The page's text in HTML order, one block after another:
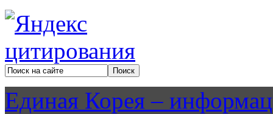
Единая Корея –